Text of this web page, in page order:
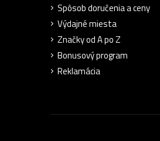
Spôsob doručenia a ceny
Výdajné miesta
Značky od A po Z
Bonusový program
Reklamácia